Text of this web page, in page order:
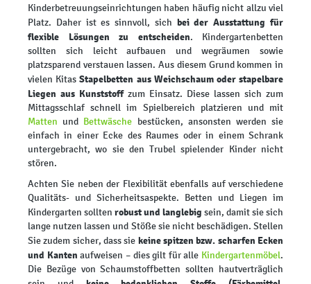
Kinderbetreuungseinrichtungen haben häufig nicht allzu viel
Platz. Daher ist es sinnvoll, sich bei der Ausstattung für
flexible Lösungen zu entscheiden. Kindergartenbetten
sollten sich leicht aufbauen und wegräumen sowie
platzsparend verstauen lassen. Aus diesem Grund kommen in
vielen KitasStapelbetten aus Weichschaum oder stapelbare
Liegen aus Kunststoffzum Einsatz. Diese lassen sich zum
Mittagsschlaf schnell im Spielbereich platzieren und mit
Matten und Bettwäsche bestücken, ansonsten werden sie
einfach in einer Ecke des Raumes oder in einem Schrank
untergebracht, wo sie den Trubel spielender Kinder nicht
stören.
Achten Sie neben der Flexibilität ebenfalls auf verschiedene
Qualitäts- und Sicherheitsaspekte. Betten und Liegen im
Kindergarten sollten robust und langlebig sein, damit sie sich
lange nutzen lassen und Stöße sie nicht beschädigen. Stellen
Sie zudem sicher, dass sie keine spitzen bzw. scharfen Ecken
und Kanten aufweisen – dies gilt für alle Kindergartenmöbel.
Die Bezüge von Schaumstoffbetten sollten hautverträglich